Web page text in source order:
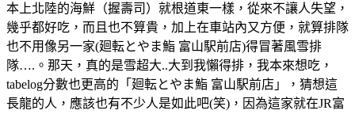
本上北陸的海鮮（握壽司）就根道東一樣，從來不讓人失望，
幾乎都好吃，而且也不算貴，加上在車站內又方便，就算排隊
也不用像另一家(廻転とやま鮨 富山駅前店)得冒著風雪排
隊….。那天，真的是雪超大..大到我懶得排，我本來想吃，
tabelog分數也更高的「廻転とやま鮨 富山駅前店」，猜想這
長龍的人，應該也有不少人是如此吧(笑)，因為這家就在JR富